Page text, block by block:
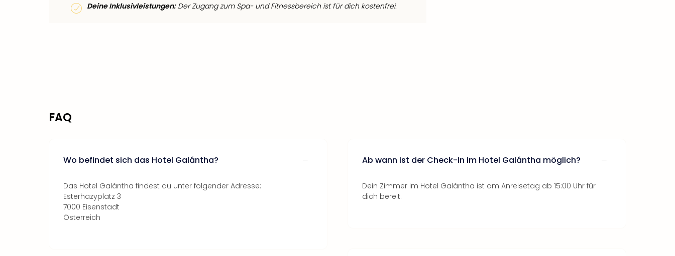
Deine Inklusivleistungen:Der Zugang zum Spa- und Fitnessbereich ist für dich kostenfrei.
FAQ
Wo befindet sich das Hotel Galántha?
Das Hotel Galántha findest du unter folgender Adresse:
Esterhazyplatz 3
7000 Eisenstadt
Österreich
Ab wann ist der Check-In im Hotel Galántha möglich?
Dein Zimmer im Hotel Galántha ist am Anreisetag ab 15:00 Uhr für
dich bereit.